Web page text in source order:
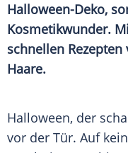
Halloween-Deko,
Kosmetikwunder.
schnellen
Haare.
Halloween, der
vor der Tür. Auf